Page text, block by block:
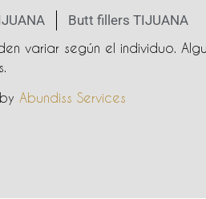
Butt fillers TIJUANA
variar según el individuo.
Abundiss Services